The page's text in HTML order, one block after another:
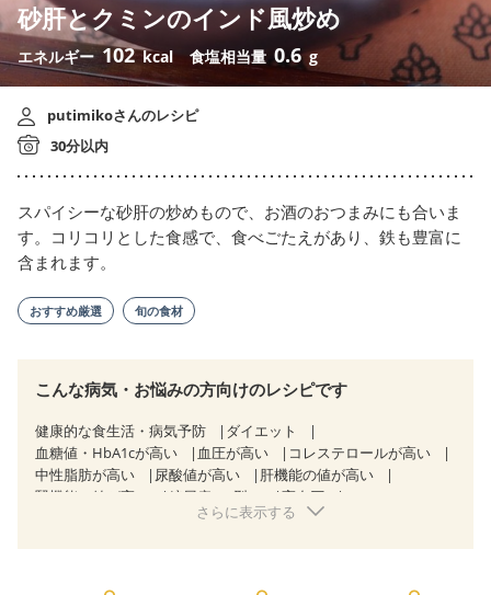
砂肝とクミンのインド風炒め
エネルギー 102 kcal 食塩相当量 0.6 g
putimikoさんのレシピ
30分以内
スパイシーな砂肝の炒めもので、お酒のおつまみにも合いま
す。コリコリとした食感で、食べごたえがあり、鉄も豊富に
含まれます。
おすすめ厳選 旬の食材
こんな病気・お悩みの方向けのレシピです
健康的な食生活・病気予防
ダイエット
血糖値・HbA1cが高い
血圧が高い
コレステロールが高い
中性脂肪が高い
尿酸値が高い
肝機能の値が高い
腎機能の値が高い
糖尿病（2型）
高血圧
胃ポリープ
さらに表示する